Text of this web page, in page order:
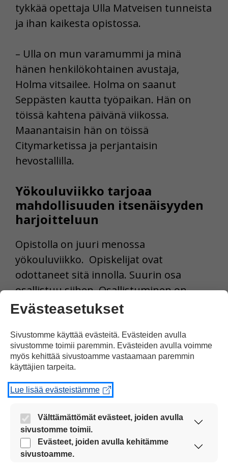
tykkää opettaja Ulla Matveisen tunneista
ja ihan kaikesta opistossa.
– Ulla on mun varamummi ja minä
hänen henkilökohtainen avustaja,
Holma vitsailee. Holma on saanut
Seppästen kautta työpaikan. Hän on
töissä kahtena päivänä viikossa.
Maanantaisin hän on töissä
Citymarketissa ja perjantaisin
hevostallilla.
Yökouluviikko tarjoaa
mahdollisuuden itsenäisyyden
harjoitteluun
Opistolla on juuri menossa
yökouluviikko. Opiskelijat ovat
odottaneet sitä innolla. Suurin osa
osallistuu siihen. Osallistuminen on
mahdollista tuen tarpeesta riippumatta.
esimerkiksi liikuntaa, tanssia,
makkaranpaistoa kodassa, elokuvailta ja
rantasauna. Kalervo Kattilakosken
mielestä yökouluviikossa mukavinta on
tanssiminen.
Yöleiriviikon aikana opiskelija voi
halutessaan yöpyä opistolla. Yökoulu on
hyvä mahdollisuus itsenäistymisen ja
Evästeasetukset
Sivustomme käyttää evästeitä. Evästeiden avulla
sivustomme toimii paremmin. Evästeiden avulla voimme
myös kehittää sivustoamme vastaamaan paremmin
käyttäjien tarpeita.
Lue lisää evästeistämme
Välttämättömät evästeet, joiden avulla
sivustomme toimii.
Nämä evästeet ovat aina käytössä, jotta
sivustoamme voi käyttää sujuvasti ja turvallisesti.
Evästeet, joiden avulla kehitämme
sivustoamme.